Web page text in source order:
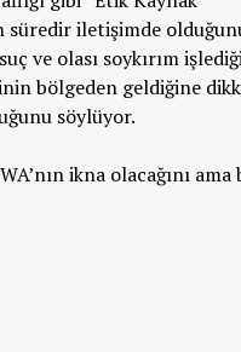
süredir iletişimde
ve olası soykırım
bölgeden geldiğine
söylüyor.
ikna olacağını ama